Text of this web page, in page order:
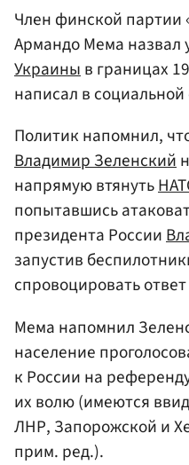
Член финской партии
Армандо Мема назвал
Украиныв границах
написал в социальной
Политик напомнил,
Владимир Зеленский
напрямую втянуть
попытавшись
президента России
запустив
спровоцировать
Мема напомнил
население
к России на
их волю (имеются
ЛНР, Запорожской и
прим. ред.).